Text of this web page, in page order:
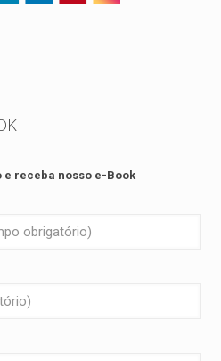
e receba nosso e-Book